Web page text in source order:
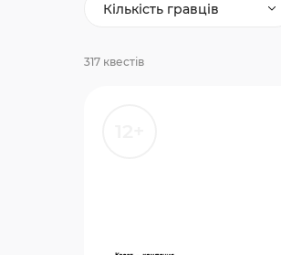
Кількість гравців
317 квестів